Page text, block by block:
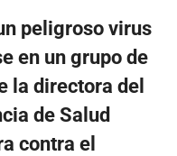
peligroso virus
en un grupo de
la directora del
de Salud
contra el